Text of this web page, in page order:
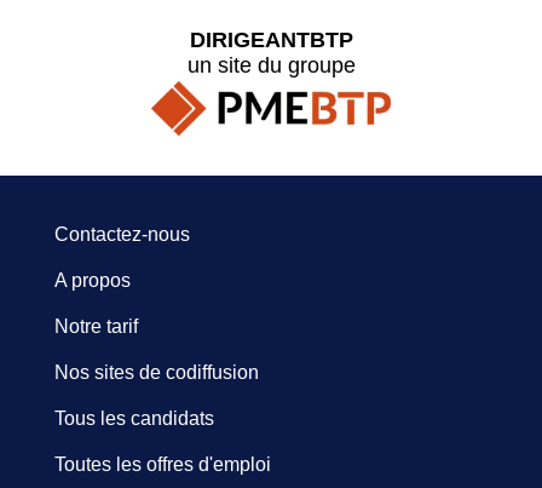
DIRIGEANTBTP
un site du groupe
Contactez-nous
A propos
Notre tarif
Nos sites de codiffusion
Tous les candidats
Toutes les offres d'emploi